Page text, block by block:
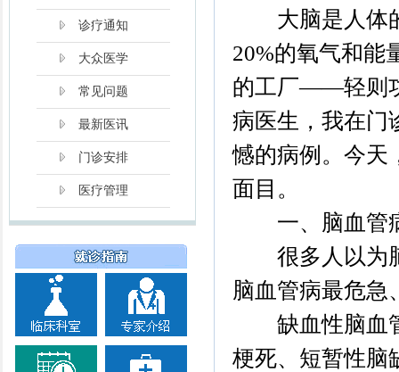
诊疗通知
大众医学
常见问题
最新医讯
门诊安排
医疗管理
大脑是人体的
20%的氧气和能
的工厂——轻则
病医生，我在门
憾的病例。今天
面目。
一、脑血管病
很多人以为脑
脑血管病最危急
缺血性脑血管
梗死、短暂性脑